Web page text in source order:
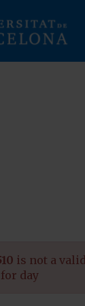
is not a valid
day